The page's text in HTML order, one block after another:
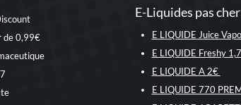
de 0,99€
E-Liquides pas cher
E LIQUIDE Juice
E LIQUIDE Freshy
E LIQUIDE A 2€
E LIQUIDE 770